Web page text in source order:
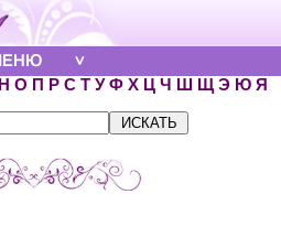
Н О П Р С Т У Ф Х Ц Ч Ш Щ Э Ю Я